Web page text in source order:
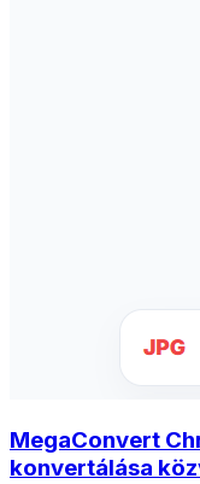
MegaConvert
konvertálása